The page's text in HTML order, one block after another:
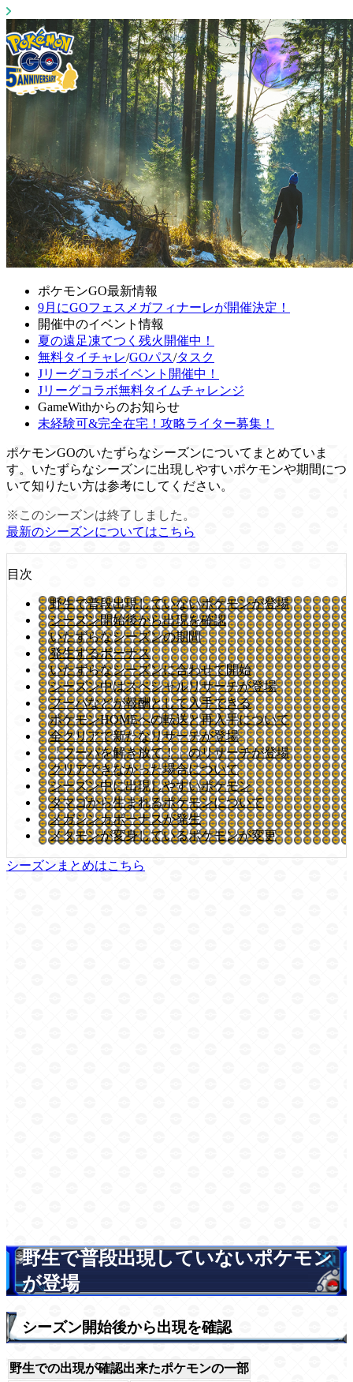
ポケモンGO最新情報
9月にGOフェスメガフィナーレが開催決定！
開催中のイベント情報
夏の遠足凍てつく残火開催中！
無料タイチャレ/GOパス/タスク
Jリーグコラボイベント開催中！
Jリーグコラボ無料タイムチャレンジ
GameWithからのお知らせ
未経験可&完全在宅！攻略ライター募集！
ポケモンGOのいたずらなシーズンについてまとめていま
す。いたずらなシーズンに出現しやすいポケモンや期間につ
いて知りたい方は参考にしてください。
※このシーズンは終了しました。
最新のシーズンについてはこちら
目次
野生で普段出現していないポケモンが登場
シーズン開始後から出現を確認
いたずらなシーズンの期間
発生するボーナス
いたずらなシーズンに合わせて開始
シーズン中はスペシャルリサーチが登場
フーパなどが報酬として入手できる
ポケモンHOMEへの転送と再入手について
全クリアで新たなリサーチが登場
「フーパを解き放て！」のリサーチが登場
クリアできなかった場合について
シーズン中に出現しやすいポケモン
タマゴから生まれるポケモンについて
メガシンカボーナスが発生
メタモンが変身しているポケモンが変更
シーズンまとめはこちら
野生で普段出現していないポケモン
が登場
シーズン開始後から出現を確認
野生での出現が確認出来たポケモンの一部